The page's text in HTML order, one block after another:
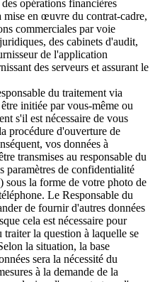
opérations financières
mise en œuvre du contrat-cadre,
commerciales par voie
des cabinets d'audit,
de l'application
des serveurs et assurant le
du traitement via
initiée par vous-même ou
s'il est nécessaire de vous
procédure d'ouverture de
vos données à
transmises au responsable du
paramètres de confidentialité
la forme de votre photo de
Le Responsable du
de fournir d'autres données
cela est nécessaire pour
la question à laquelle se
la situation, la base
sera la nécessité du
à la demande de la